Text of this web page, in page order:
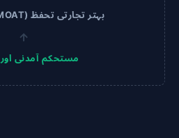
بہتر تجارتی تحفظ (LIQUIDITY MOAT)
←
مستحکم آمدنی